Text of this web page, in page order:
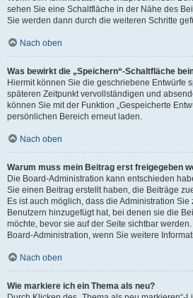
sehen Sie eine Schaltfläche in der Nähe des
Sie werden dann durch die weiteren Schritte
Nach oben
Was bewirkt die „Speichern“-Schaltfläche
Hiermit können Sie die geschriebene Entwürfe
späteren Zeitpunkt vervollständigen und
können Sie mit der Funktion „Gespeicherte
persönlichen Bereich erneut laden.
Nach oben
Warum muss mein Beitrag erst freigegeben
Die Board-Administration kann entschieden
Sie einen Beitrag erstellt haben, die Beiträge
Es ist auch möglich, dass die Administration Sie
Benutzern hinzugefügt hat, bei denen sie die
möchte, bevor sie auf der Seite sichtbar
Board-Administration, wenn Sie weitere
Nach oben
Wie markiere ich ein Thema als neu?